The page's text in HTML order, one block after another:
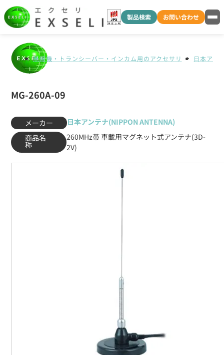
製品検索 お問い合わせ
無線機・トランシーバー・インカム用のアクセサリ 日本アン
MG-260A-09
メーカー
日本アンテナ(NIPPON ANTENNA)
商品名
称
260MHz帯 車載用マグネット式アンテナ(3D-
2V)